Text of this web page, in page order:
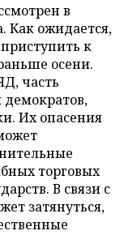
в
Как ожидается,
к
осени.
часть
демократов,
Их опасения
торговых
В связи с
затянуться,